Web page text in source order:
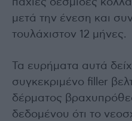
παχιές δεσμίδες
μετά την ένεση και
τουλάχιστον 12 μήνες.
Τα ευρήματα αυτά
συγκεκριμένο filler
δέρματος
δεδομένου ότι το